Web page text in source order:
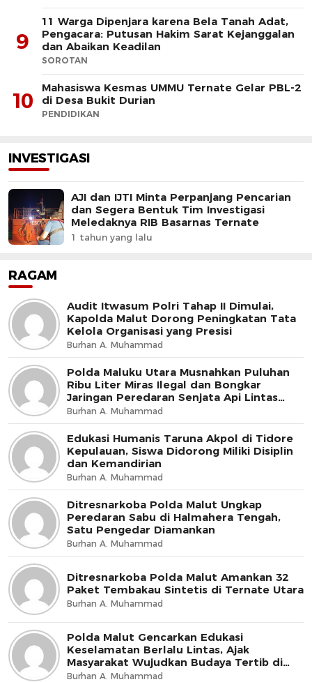
9
11 Warga Dipenjara karena Bela Tanah Adat,
Pengacara: Putusan Hakim Sarat Kejanggalan
dan Abaikan Keadilan
SOROTAN
10
Mahasiswa Kesmas UMMU Ternate Gelar PBL-2
di Desa Bukit Durian
PENDIDIKAN
INVESTIGASI
AJI dan IJTI Minta Perpanjang Pencarian
dan Segera Bentuk Tim Investigasi
Meledaknya RIB Basarnas Ternate
1 tahun yang lalu
RAGAM
Audit Itwasum Polri Tahap II Dimulai,
Kapolda Malut Dorong Peningkatan Tata
Kelola Organisasi yang Presisi
Burhan A. Muhammad
Polda Maluku Utara Musnahkan Puluhan
Ribu Liter Miras Ilegal dan Bongkar
Jaringan Peredaran Senjata Api Lintas
Negara
Burhan A. Muhammad
Edukasi Humanis Taruna Akpol di Tidore
Kepulauan, Siswa Didorong Miliki Disiplin
dan Kemandirian
Burhan A. Muhammad
Ditresnarkoba Polda Malut Ungkap
Peredaran Sabu di Halmahera Tengah,
Satu Pengedar Diamankan
Burhan A. Muhammad
Ditresnarkoba Polda Malut Amankan 32
Paket Tembakau Sintetis di Ternate Utara
Burhan A. Muhammad
Polda Malut Gencarkan Edukasi
Keselamatan Berlalu Lintas, Ajak
Masyarakat Wujudkan Budaya Tertib di
Jalan
Burhan A. Muhammad